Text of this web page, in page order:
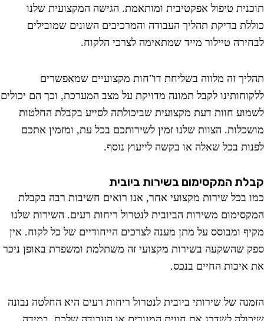
טיפול אפקטיבית ומותאמת. הגישה המקצועית שלנו
בדיקת תהליך העבודה והמרכיבים השונים שמובילים
טיילור מייד שמתאימה לצרכי הלקוח.
זה מלווה בשליחת דו"חות מקצועיים שמאפשרים
לקבל תמונה מדויקת על מצב המערכת, וכך הם יכולים
חוות דעת מקצועית שביכולתה לסייע בקבלת החלטות
הצוות שלנו זמין לשירותכם בכל עת, ומזמין אתכם
בכל שאלה או בקשה לייעוץ נוסף.
המקסימום בשירות ביובית
בכל שירות מקצועי אחר, אנו רואים חשיבות רבה בקבלת
משירות הביובית לנטרול ריחות רעים. השירות שלנו
ומבוסס על מתן מענה לצרכים הייחודיים של כל לקוח. אין
שהשקעה בשירות מקצועי זה משתלמת ומשפרת באופן ניכר
החיים בנכס.
של שירותי ביובית לנטרול ריחות רעים היא החלטה נבונה